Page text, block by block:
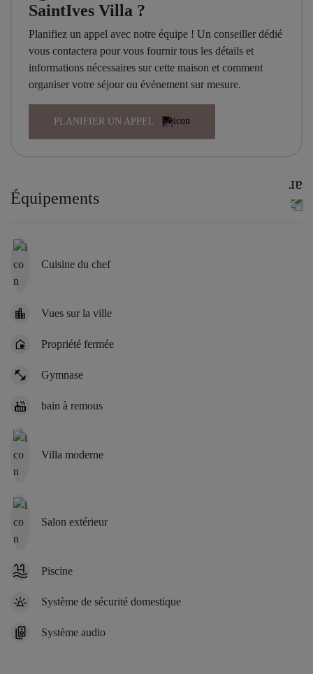
SaintIves Villa ?
Planifiez un appel avec notre équipe ! Un conseiller dédié
vous contactera pour vous fournir tous les détails et
informations nécessaires sur cette maison et comment
organiser votre séjour ou événement sur mesure.
PLANIFIER UN APPEL
Équipements
Cuisine du chef
Vues sur la ville
Propriété fermée
Gymnase
bain à remous
Villa moderne
Salon extérieur
Piscine
Système de sécurité domestique
Système audio